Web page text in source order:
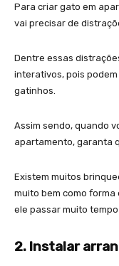
Para criar gato em
vai precisar de
Dentre essas
interativos, pois
gatinhos.
Assim sendo, quando
apartamento, garanta
Existem muitos
muito bem como
ele passar muito tempo
2. Instalar